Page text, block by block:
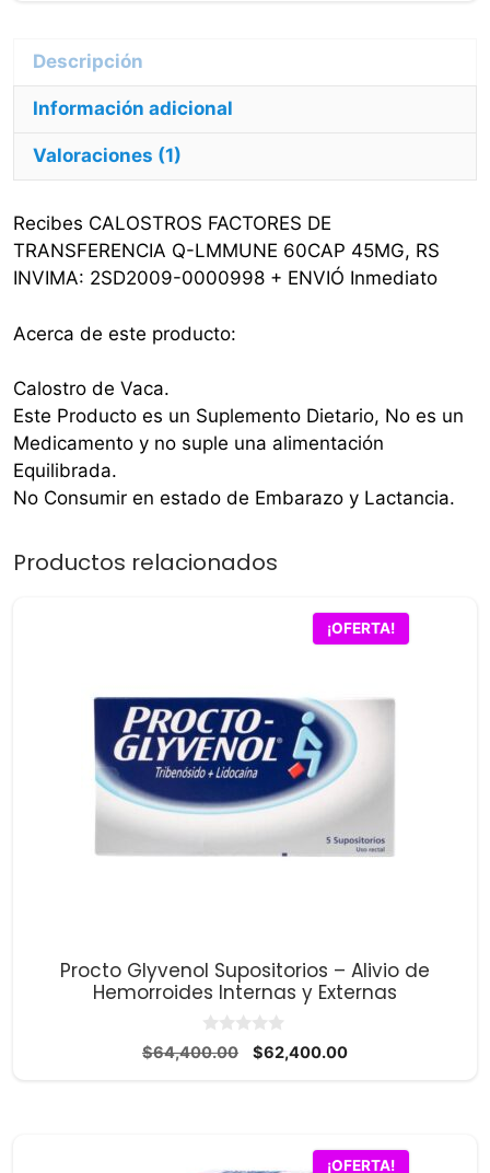
cantidad
Información adicional
Valoraciones (1)
Recibes CALOSTROS FACTORES DE
TRANSFERENCIA Q-LMMUNE 60CAP 45MG, RS
INVIMA: 2SD2009-0000998 + ENVIÓ Inmediato
Acerca de este producto:
Calostro de Vaca.
Este Producto es un Suplemento Dietario, No es un
Medicamento y no suple una alimentación
Equilibrada.
No Consumir en estado de Embarazo y Lactancia.
Productos relacionados
¡OFERTA!
Procto Glyvenol Supositorios – Alivio de
Hemorroides Internas y Externas
0
d
$64,400.00
El
$62,400.00El
¡OFERTA!